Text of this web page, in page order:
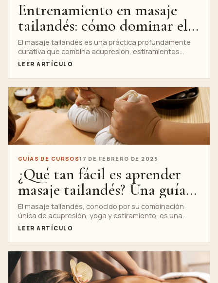
Entrenamiento en masaje
tailandés: cómo dominar el
arte en tan solo unas pocas
semanas
El masaje tailandés es una práctica profundamente
curativa que combina acupresión, estiramientos
similares al yoga y trabajo energético. Conocido por...
LEER ARTÍCULO
GUÍAS DE CURSOS17 DE FEBRERO DE 2025
¿Qué tan fácil es aprender
masaje tailandés? Una guía
para principiantes
El masaje tailandés, conocido por su combinación
única de acupresión, yoga y estiramiento, es una
práctica profundamente terapéutica...
LEER ARTÍCULO